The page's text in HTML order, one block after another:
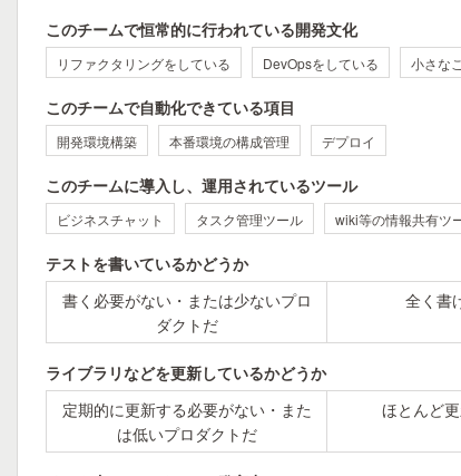
このチームで恒常的に行われている開発文化
リファクタリングをしている DevOpsをしている 小さな
このチームで自動化できている項目
開発環境構築 本番環境の構成管理 デプロイ
このチームに導入し、運用されているツール
ビジネスチャット タスク管理ツール wiki等の情報共有ツ
テストを書いているかどうか
書く必要がない・または少ないプロ
ダクトだ
全く書
ライブラリなどを更新しているかどうか
定期的に更新する必要がない・また
は低いプロダクトだ
ほとんど